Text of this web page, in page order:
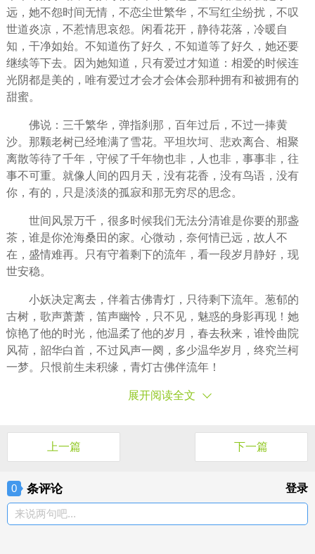
远，她不怨时间无情，不恋尘世繁华，不写红尘纷扰，不叹
世道炎凉，不惹情思哀怨。闲看花开，静待花落，冷暖自
知，干净如始。不知道伤了好久，不知道等了好久，她还要
继续等下去。因为她知道，只有爱过才知道：相爱的时候连
光阴都是美的，唯有爱过才会才会体会那种拥有和被拥有的
甜蜜。
佛说：三千繁华，弹指刹那，百年过后，不过一捧黄
沙。那颗老树已经堆满了雪花。平坦坎坷、悲欢离合、相聚
离散等待了千年，守候了千年物也非，人也非，事事非，往
事不可重。就像人间的四月天，没有花香，没有鸟语，没有
你，有的，只是淡淡的孤寂和那无穷尽的思念。
世间风景万千，很多时候我们无法分清谁是你要的那盏
茶，谁是你沧海桑田的家。心微动，奈何情已远，故人不
在，盛情难再。只有守着剩下的流年，看一段岁月静好，现
世安稳。
小妖决定离去，伴着古佛青灯，只待剩下流年。葱郁的
古树，歌声萧萧，笛声幽怜，只不见，魅惑的身影再现！她
惊艳了他的时光，他温柔了他的岁月，春去秋来，谁怜曲院
风荷，韶华白首，不过风声一阕，多少温华岁月，终究兰柯
一梦。只恨前生未积缘，青灯古佛伴流年！
展开阅读全文
上一篇 下一篇
0 条评论 登录
来说两句吧...